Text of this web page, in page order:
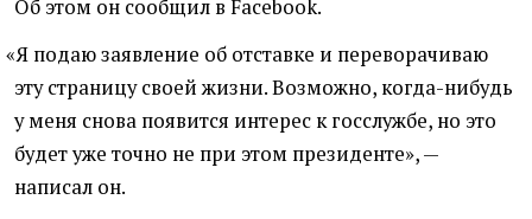
Об этом он сообщил в Facebook.
«Я подаю заявление об отставке и переворачиваю
эту страницу своей жизни. Возможно, когда-нибудь
у меня снова появится интерес к госслужбе, но это
будет уже точно не при этом президенте», —
написал он.